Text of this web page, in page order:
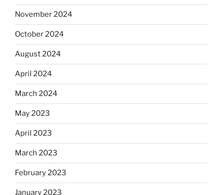
November 2024
October 2024
August 2024
April 2024
March 2024
May 2023
April 2023
March 2023
February 2023
January 2023